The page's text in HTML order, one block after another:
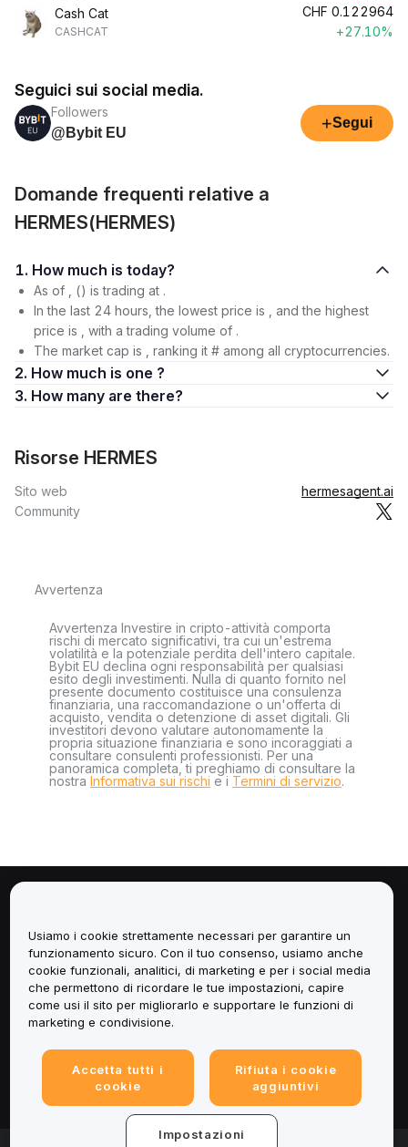
Cash Cat
CASHCAT
CHF 0.122964
+27.10%
Seguici sui social media.
Followers
@Bybit EU
+Segui
Domande frequenti relative a
HERMES(HERMES)
1. How much is today?
As of , () is trading at .
In the last 24 hours, the lowest price is , and the highest
price is , with a trading volume of .
The market cap is , ranking it # among all cryptocurrencies.
2. How much is one ?
3. How many are there?
Risorse HERMES
Sito web
hermesagent.ai
Community
Avvertenza
Avvertenza Investire in cripto-attività comporta
rischi di mercato significativi, tra cui un'estrema
volatilità e la potenziale perdita dell'intero capitale.
Bybit EU declina ogni responsabilità per qualsiasi
esito degli investimenti. Nulla di quanto fornito nel
presente documento costituisce una consulenza
finanziaria, una raccomandazione o un'offerta di
acquisto, vendita o detenzione di asset digitali. Gli
investitori devono valutare autonomamente la
propria situazione finanziaria e sono incoraggiati a
consultare consulenti professionisti. Per una
panoramica completa, ti preghiamo di consultare la
nostra Informativa sui rischi e i Termini di servizio.
Servizi
Assistenza
Informazioni legali
Usiamo i cookie strettamente necessari per garantire un
funzionamento sicuro. Con il tuo consenso, usiamo anche
cookie funzionali, analitici, di marketing e per i social media
che permettono di ricordare le tue impostazioni, capire
come usi il sito per migliorarlo e supportare le funzioni di
marketing e condivisione.
Accetta tutti i
cookie
Rifiuta i cookie
aggiuntivi
Impostazioni